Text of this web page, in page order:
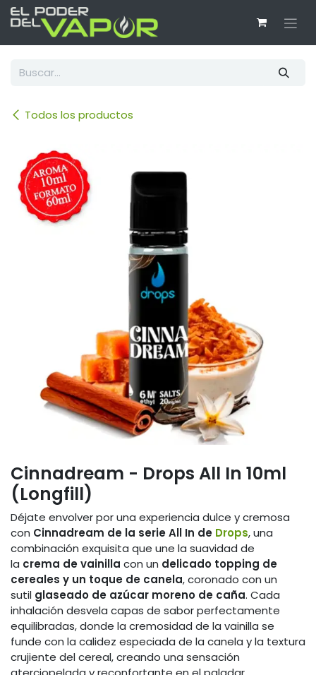
Ir al contenido
Todos los productos
Cinnadream - Drops All In 10ml
(Longfill)
Déjate envolver por una experiencia dulce y cremosa
con Cinnadream de la serie All In de Drops, una
combinación exquisita que une la suavidad de
la crema de vainilla con un delicado topping de
cereales y un toque de canela, coronado con un
sutil glaseado de azúcar moreno de caña. Cada
inhalación desvela capas de sabor perfectamente
equilibradas, donde la cremosidad de la vainilla se
funde con la calidez especiada de la canela y la textura
crujiente del cereal, creando una sensación